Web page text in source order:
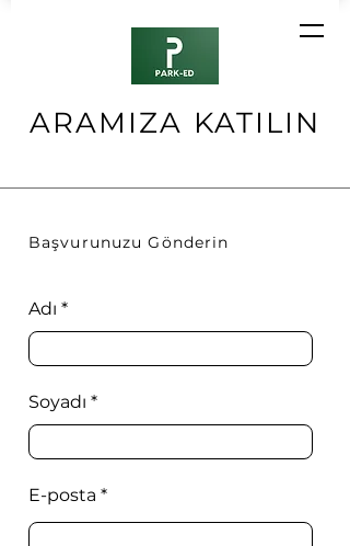
ARAMIZA KATILIN
Başvurunuzu Gönderin
Adı
Soyadı
E-posta